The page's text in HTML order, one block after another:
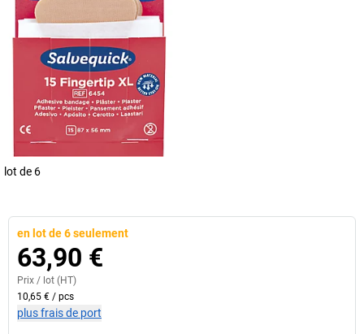
lot de 6
en lot de 6 seulement
63,90 €
Prix / lot (HT)
10,65 € / pcs
plus frais de port